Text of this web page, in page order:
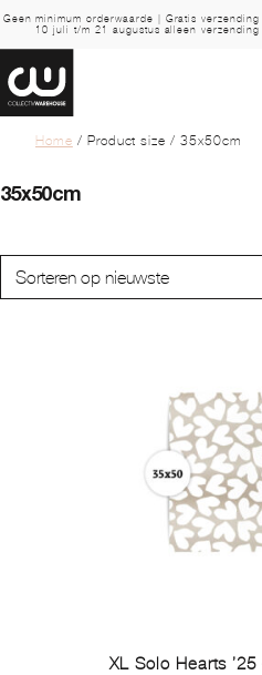
Geen minimum orderwaarde | Gratis
10 juli t/m 21 augustus alleen
Home / Product size / 35x50cm
35x50cm
XL Solo Hearts